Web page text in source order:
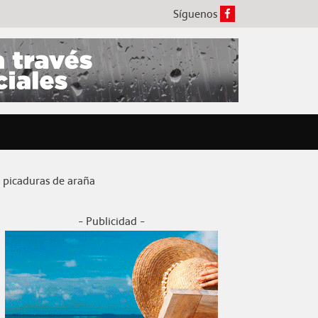
Síguenos
de araña
- Publicidad -